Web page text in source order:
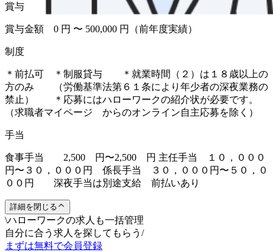
賞与
賞与金額 0 円 〜 500,000 円（前年度実績）
制度
＊前払可 ＊制服貸与 ＊就業時間（２）は１８歳以上の
方のみ （労働基準法第６１条により年少者の深夜業務の
禁止） ＊応募にはハローワークの紹介状が必要です。
（求職者マイページ からのオンライン自主応募を除く）
手当
食事手当 2,500 円〜2,500 円 主任手当 １０，０００
円〜３０，０００円 係長手当 ３０，０００円〜５０，０
００円 深夜手当は別途支給 前払いあり
詳細を閉じる
\ハローワークの求人も一括管理
自分に合う求人を探してもらう /
まずは無料で会員登録